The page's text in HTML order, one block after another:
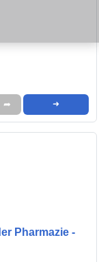
➦ ➜
Pharmazie -